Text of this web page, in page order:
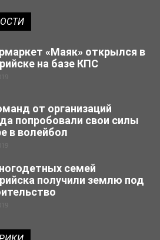
«Маяк» открылся в
на базе КПС
от организаций
попробовали свои силы
в волейбол
семей
получили землю под